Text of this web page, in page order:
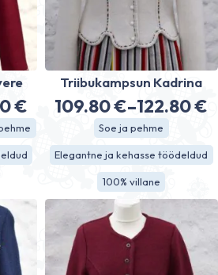
€
€
Triibukampsun Kadrina
109.80€–122.80€
109.80 €
kuni
122.80 €
Soe ja pehme
Elegantne ja kehasse töödeldud
100% villane